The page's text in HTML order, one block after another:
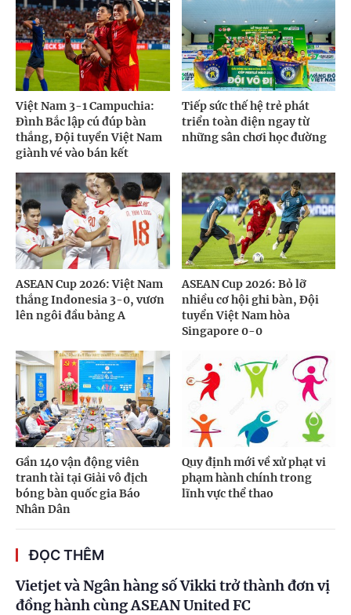
Việt Nam 3-1 Campuchia:
Đình Bắc lập cú đúp bàn
thắng, Đội tuyển Việt Nam
giành vé vào bán kết
Tiếp sức thế hệ trẻ phát
triển toàn diện ngay từ
những sân chơi học đường
ASEAN Cup 2026: Việt Nam
thắng Indonesia 3-0, vươn
lên ngôi đầu bảng A
ASEAN Cup 2026: Bỏ lỡ
nhiều cơ hội ghi bàn, Đội
tuyển Việt Nam hòa
Singapore 0-0
Gần 140 vận động viên
tranh tài tại Giải vô địch
bóng bàn quốc gia Báo
Nhân Dân
Quy định mới về xử phạt vi
phạm hành chính trong
lĩnh vực thể thao
ĐỌC THÊM
Vietjet và Ngân hàng số Vikki trở thành đơn vị
đồng hành cùng ASEAN United FC